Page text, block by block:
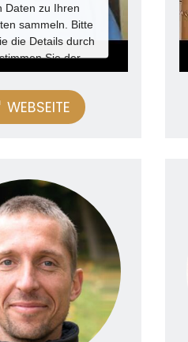
Daten zu Ihren
sammeln. Bitte
die Details durch
Sie der
des Service zu, um
Video anzusehen.
Mehr
byUsercentrics
Management
Platform
WEBSEITE